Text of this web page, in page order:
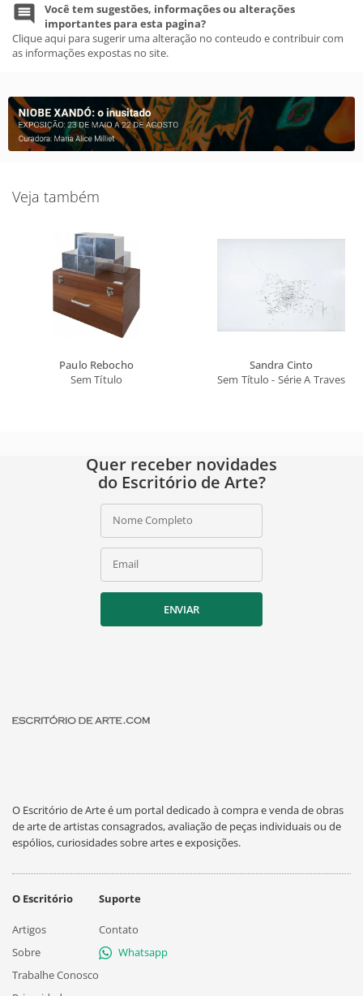
Você tem sugestões, informações ou alterações
importantes para esta pagina?
Clique aqui para sugerir uma alteração no conteudo e contribuir com
as informações expostas no site.
Veja também
Paulo Rebocho
Sem Título
Sandra Cinto
Sem Título - Série A Travessia
Quer receber novidades
do Escritório de Arte?
Nome Completo
Email
ENVIAR
O Escritório de Arte é um portal dedicado à compra e venda de obras
de arte de artistas consagrados, avaliação de peças individuais ou de
espólios, curiosidades sobre artes e exposições.
O Escritório
Artigos
Sobre
Trabalhe Conosco
Suporte
Contato
Whatsapp